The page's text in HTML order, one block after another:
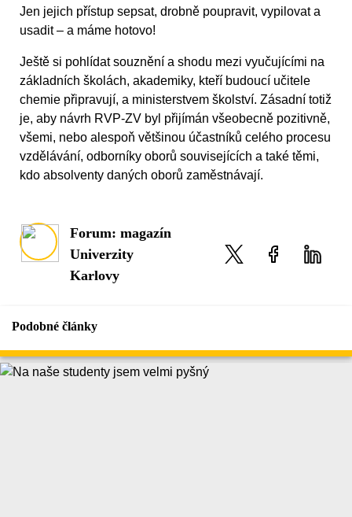
Jen jejich přístup sepsat, drobně poupravit, vypilovat a
usadit – a máme hotovo!
Ještě si pohlídat souznění a shodu mezi vyučujícími na
základních školách, akademiky, kteří budoucí učitele
chemie připravují, a ministerstvem školství. Zásadní totiž
je, aby návrh RVP-ZV byl přijímán všeobecně pozitivně,
všemi, nebo alespoň většinou účastníků celého procesu
vzdělávání, odborníky oborů souvisejících a také těmi,
kdo absolventy daných oborů zaměstnávají.
Forum: magazín
Univerzity
Karlovy
Podobné články